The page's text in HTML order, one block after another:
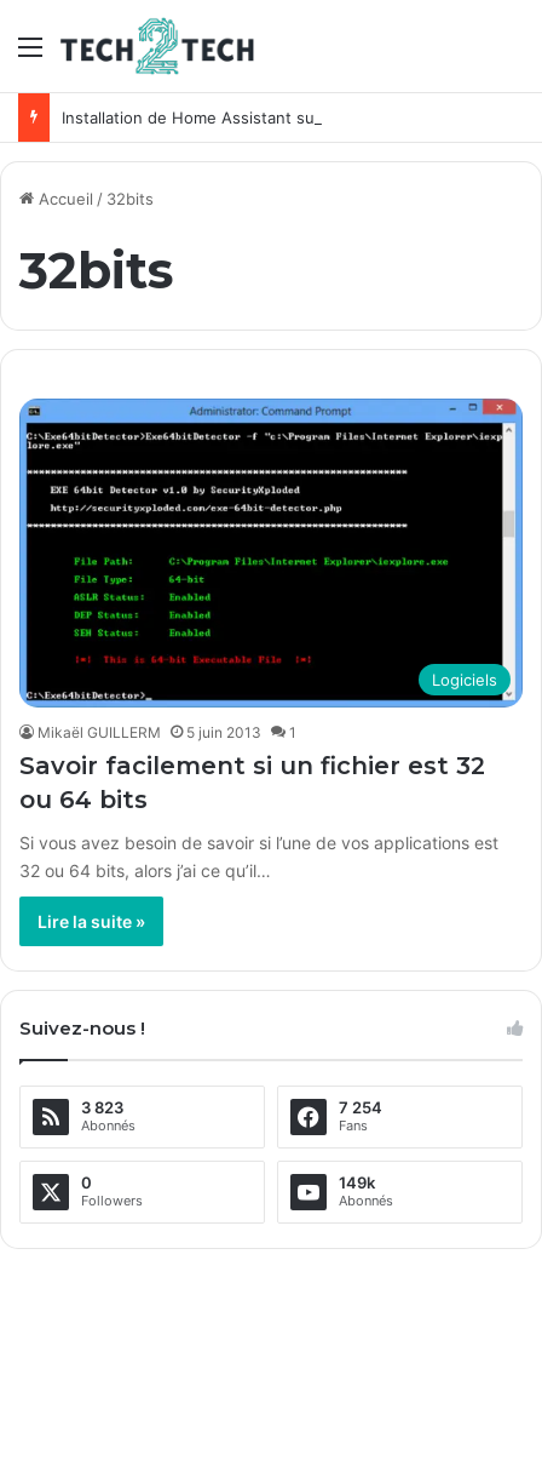
Menu
Installation de Home Assistant sur un NAS Synology
Accueil / 32bits
32bits
Logiciels
Mikaël GUILLERM 5 juin 2013 1
Savoir facilement si un fichier est 32
ou 64 bits
Si vous avez besoin de savoir si l’une de vos applications est
32 ou 64 bits, alors j’ai ce qu’il…
Lire la suite »
Suivez-nous !
3 823
Abonnés
7 254
Fans
0
Followers
149k
Abonnés